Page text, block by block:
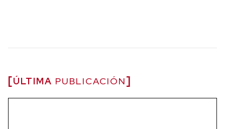
ÚLTIMA PUBLICACIÓN